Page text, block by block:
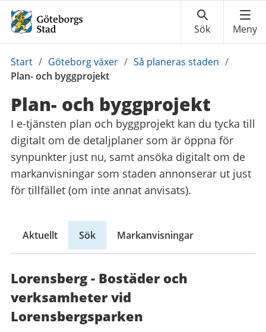
Du
är
Start / Göteborg växer / Så planeras staden /
Plan- och byggprojekt
Plan- och byggprojekt
I e-tjänsten plan och byggprojekt kan du tycka till
digitalt om de detaljplaner som är öppna för
synpunkter just nu, samt ansöka digitalt om de
markanvisningar som staden annonserar ut just
för tillfället (om inte annat anvisats).
Aktuellt Sök Markanvisningar
Lorensberg - Bostäder och
verksamheter vid
Lorensbergsparken